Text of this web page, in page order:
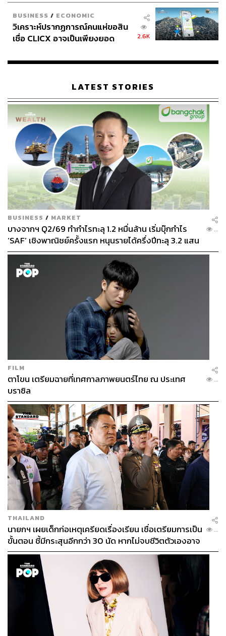
Content Creator สำนักข่าว THE
STANDARD WEALTH
BUSINESS / ECONOMIC
วิเคราะห์ปรากฏการณ์คนแห่ขอสิน
เชื่อ CLICX อาจเป็นเพียงยอด
เรือนไทยที่ถูกซุกไว้
2.6K
LATEST STORIES
BUSINESS / MARKET
บางจากฯ Q2/69 ทำกำไรทะลุ 1.2 หมื่นล้าน เริ่มบุ๊กกำไร
‘SAF’ เชิงพาณิชย์ครั้งแรก หนุนรายได้ครึ่งปีทะลุ 3.2 แสน
ล้าน
...
FILM
ตาโขน เตรียมฉายที่เทศกาลภาพยนตร์ไทย ณ ประเทศ
บราซิล
...
THAILAND
นายกฯ เผยเด็กก่อเหตุเครียดเรื่องเรียน เชื่อเตรียมการเป็น
ขั้นตอน ชี้มีกระสุนอีกกว่า 30 นัด หากไม่จบชีวิตตัวเองอาจ
สูญเสียเพิ่ม
...